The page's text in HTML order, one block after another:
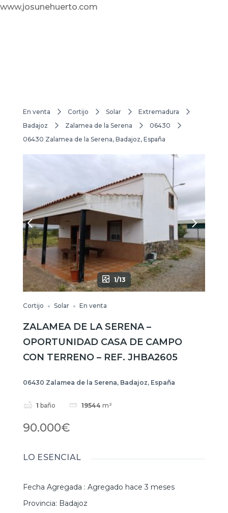
www.josunehuerto.com
En venta Cortijo Solar
Extremadura
Badajoz
Zalamea de la Serena
06430
06430 Zalamea de la Serena, Badajoz, España
1/13
Cortijo Solar En venta
ZALAMEA DE LA SERENA –
OPORTUNIDAD CASA DE CAMPO
CON TERRENO – REF. JHBA2605
06430 Zalamea de la Serena, Badajoz, España
1 baño 19544 m²
90.000€
LO ESENCIAL
Fecha Agregada : Agregado hace 3 meses
Provincia: Badajoz